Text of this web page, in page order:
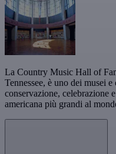
La Country Music Hall of
Tennessee, è uno dei musei
conservazione, celebrazione
americana più grandi al